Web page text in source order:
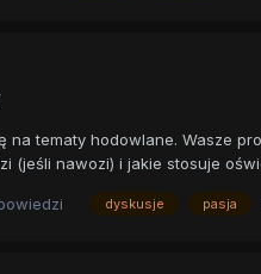
na tematy hodowlane. Wasze
(jeśli nawozi) i jakie stosuje
dyskusje pasja